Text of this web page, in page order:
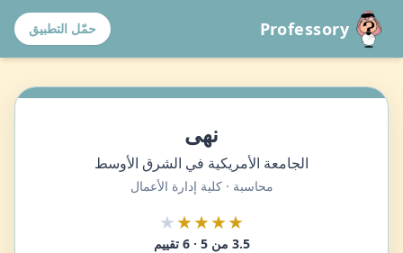
Professory حمّل التطبيق
نهى
الجامعة الأمريكية في الشرق الأوسط
محاسبة · كلية إدارة الأعمال
★★★★
★
3.5 من 5 · 6 تقييم